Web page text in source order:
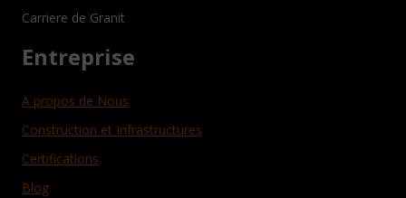
Carriere de Granit
Entreprise
A propos de Nous
Construction et Infrastructures
Certifications
Blog